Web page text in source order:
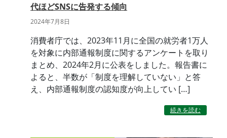
代ほどSNSに告発する傾向
2024年7月8日
消費者庁では、2023年11月に全国の就労者1万人
を対象に内部通報制度に関するアンケートを取り
まとめ、2024年2月に公表をしました。報告書に
よると、半数が「制度を理解していない」と答
え、内部通報制度の認知度が向上してい […]
続きを読む